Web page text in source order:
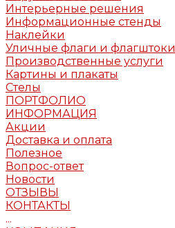
Интерьерные решения
Информационные стенды
Наклейки
Уличные флаги и флагштоки
Производственные услуги
Картины и плакаты
Стелы
ПОРТФОЛИО
ИНФОРМАЦИЯ
Акции
Доставка и оплата
Полезное
Вопрос-ответ
Новости
ОТЗЫВЫ
КОНТАКТЫ
...